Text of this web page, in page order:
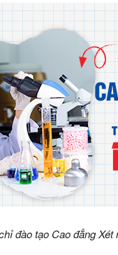
đào tạo Cao đẳng